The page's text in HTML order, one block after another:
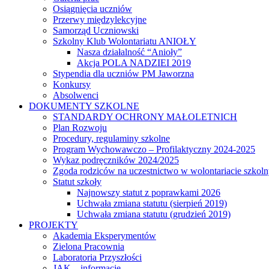
Osiągnięcia uczniów
Przerwy międzylekcyjne
Samorząd Uczniowski
Szkolny Klub Wolontariatu ANIOŁY
Nasza działalność “Anioły”
Akcja POLA NADZIEI 2019
Stypendia dla uczniów PM Jaworzna
Konkursy
Absolwenci
DOKUMENTY SZKOLNE
STANDARDY OCHRONY MAŁOLETNICH
Plan Rozwoju
Procedury, regulaminy szkolne
Program Wychowawczo – Profilaktyczny 2024-2025
Wykaz podręczników 2024/2025
Zgoda rodziców na uczestnictwo w wolontariacie
Statut szkoły
Najnowszy statut z poprawkami 2026
Uchwała zmiana statutu (sierpień 2019)
Uchwała zmiana statutu (grudzień 2019)
PROJEKTY
Akademia Eksperymentów
Zielona Pracownia
Laboratoria Przyszłości